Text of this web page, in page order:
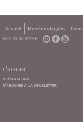
Accueil Mentions légales
Liens
NOUS SUIVRE :
l'atelier
présentation
s'abonner à la newsletter